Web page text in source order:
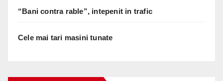
“Bani contra rable”, intepenit in trafic
Cele mai tari masini tunate